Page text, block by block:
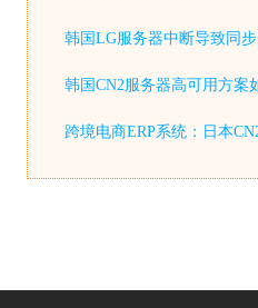
韩国LG服务器中断导致同
韩国CN2服务器高可用方案
跨境电商ERP系统：日本